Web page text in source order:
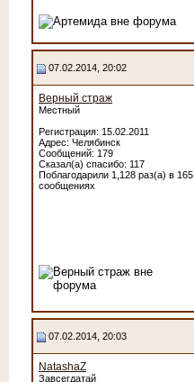
07.02.2014, 20:02
Верный страж
Местный
Регистрация: 15.02.2011
Адрес: Челябинск
Сообщений: 179
Сказал(а) спасибо: 117
Поблагодарили 1,128 раз(а) в 165
сообщениях
07.02.2014, 20:03
NatashaZ
Завсегдатай